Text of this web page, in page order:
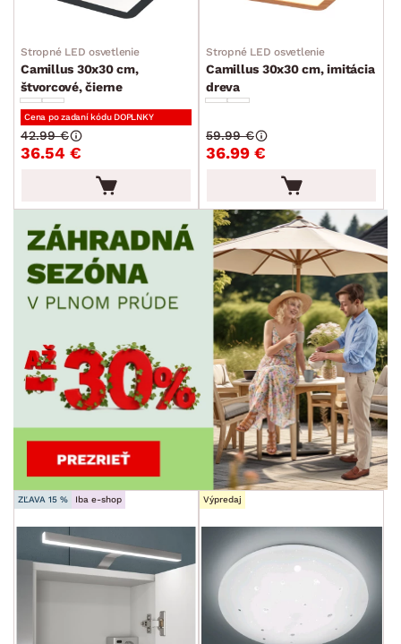
Stropné LED osvetlenie
Camillus 30x30 cm,
štvorcové, čierne
Cena po zadaní kódu DOPLNKY
36.54 €
42.99 €
Stropné LED osvetlenie
Camillus 30x30 cm, imitácia
dreva
36.99 €
59.99 €
ZĽAVA 15 % Iba e-shop Výpredaj